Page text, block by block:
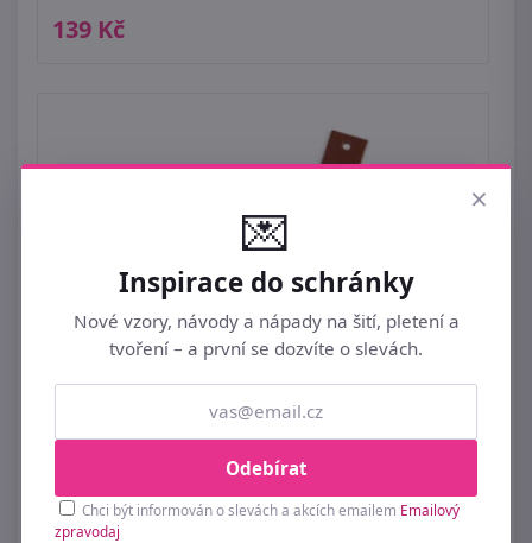
139 Kč
Kožený štítek srdce 12x70 mm
39 Kč
×
💌
Inspirace do schránky
Nové vzory, návody a nápady na šití, pletení a
tvoření – a první se dozvíte o slevách.
Odebírat
Chci být informován o slevách a akcích emailem Emailový
zpravodaj